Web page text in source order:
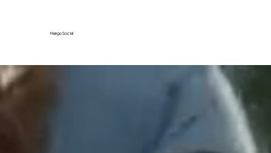
Mango Social